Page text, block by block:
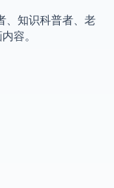
、知识科普者、老
容。